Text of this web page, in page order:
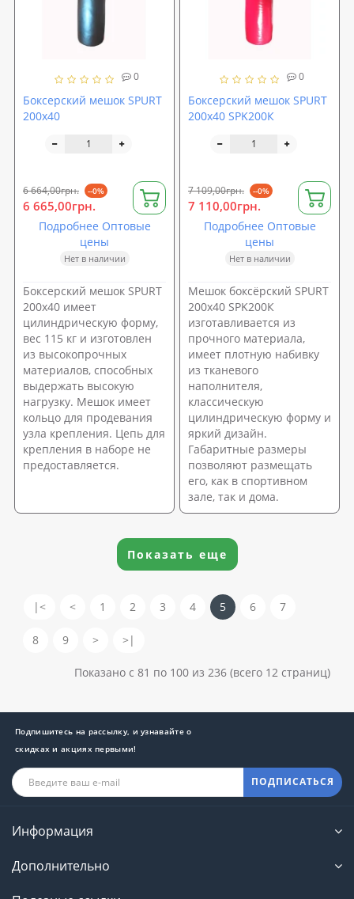
0
Боксерский мешок SPURT
200х40
6 664,00грн. --0%
6 665,00грн.
Подробнее Оптовые
цены
Нет в наличии
Боксерский мешок SPURT
200х40 имеет
цилиндрическую форму,
вес 115 кг и изготовлен
из высокопрочных
материалов, способных
выдержать высокую
нагрузку. Мешок имеет
кольцо для продевания
узла крепления. Цепь для
крепления в наборе не
предоставляется.
0
Боксерский мешок SPURT
200х40 SPK200К
7 109,00грн. --0%
7 110,00грн.
Подробнее Оптовые
цены
Нет в наличии
Мешок боксёрский SPURT
200х40 SPK200К
изготавливается из
прочного материала,
имеет плотную набивку
из тканевого
наполнителя,
классическую
цилиндрическую форму и
яркий дизайн.
Габаритные размеры
позволяют размещать
его, как в спортивном
зале, так и дома.
Показать еще
|< < 1 2 3 4 5 6 7
8 9 > >|
Показано с 81 по 100 из 236 (всего 12 страниц)
Подпишитесь на рассылку, и узнавайте о
скидках и акциях первыми!
ПОДПИСАТЬСЯ
Информация
Дополнительно